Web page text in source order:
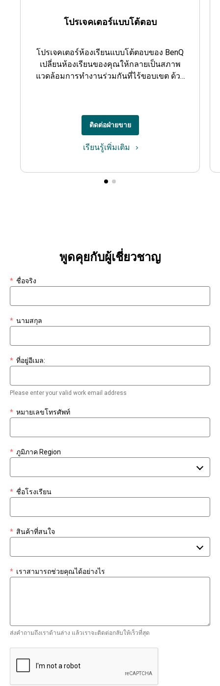
โปรเจคเตอร์แบบโต้ตอบ
โปรเจคเตอร์ห้องเรียนแบบโต้ตอบของ BenQ
เปลี่ยนห้องเรียนของคุณให้กลายเป็นสภาพ
แวดล้อมการทำงานร่วมกันที่ไร้ขอบเขต ด้วย
ติดต่อฝ่ายขาย
เรียนรู้เพิ่มเติม
พูดคุยกับผู้เชี่ยวชาญ
ชื่อจริง
*
นามสกุล
*
ที่อยู่อีเมล:
*
Please enter your valid work email address
หมายเลขโทรศัพท์
*
ภูมิภาค Region
*
ชื่อโรงเรียน
*
สินค้าที่สนใจ
*
เราสามารถช่วยคุณได้อย่างไร
*
ส่งคำถามถึงเราด้านล่าง แล้วเราจะติดต่อกลับให้เร็วที่สุด